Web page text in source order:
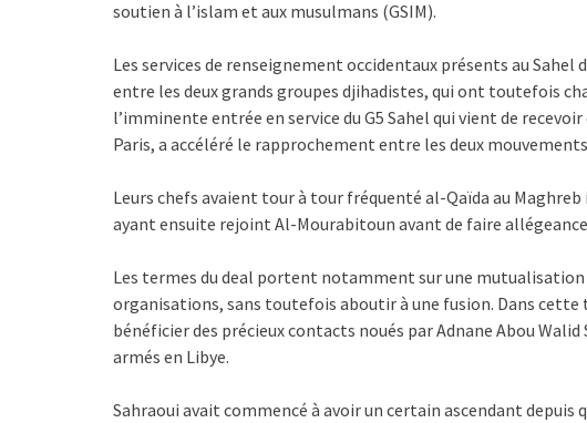
soutien à l’islam et aux musulmans (GSIM).
Les services de renseignement occidentaux présents au
entre les deux grands groupes djihadistes, qui ont toutefois
l’imminente entrée en service du G5 Sahel qui vient de
Paris, a accéléré le rapprochement entre les deux
Leurs chefs avaient tour à tour fréquenté al-Qaïda au
ayant ensuite rejoint Al-Mourabitoun avant de faire
Les termes du deal portent notamment sur une
organisations, sans toutefois aboutir à une fusion. Dans
bénéficier des précieux contacts noués par Adnane Abou
armés en Libye.
Sahraoui avait commencé à avoir un certain ascendant depuis